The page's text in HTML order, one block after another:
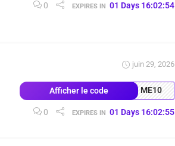
0 EXPIRES IN 01 Days 16:02:53
juin 29, 2026
Afficher le code ME10
0 EXPIRES IN 01 Days 16:02:54